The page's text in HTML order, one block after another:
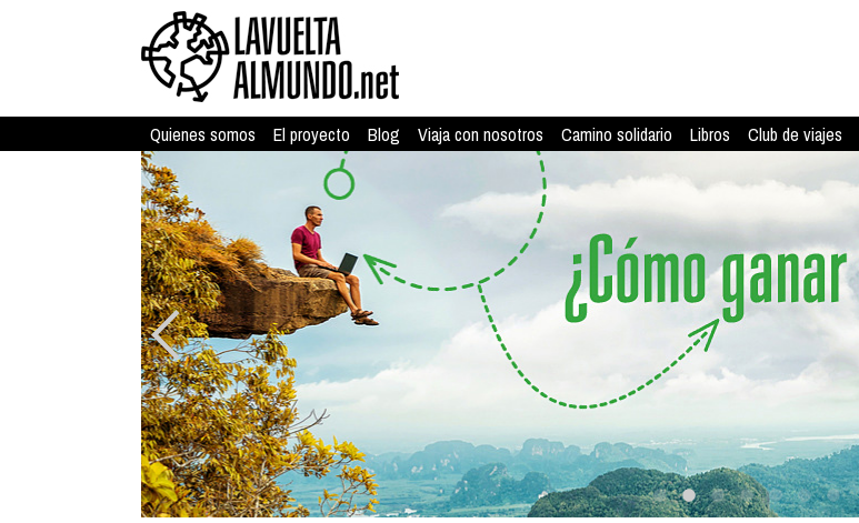
Quienes somos El proyecto Blog Viaja con nosotros Camino solidario Libros Club de viajes